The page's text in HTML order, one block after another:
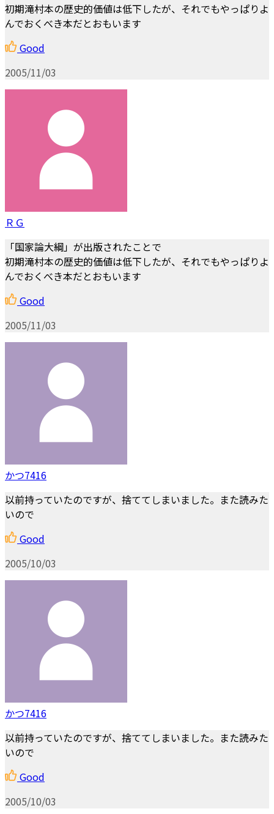
初期滝村本の歴史的価値は低下したが、それでもやっぱりよ
んでおくべき本だとおもいます
Good
2005/11/03
ＲＧ
「国家論大綱」が出版されたことで
初期滝村本の歴史的価値は低下したが、それでもやっぱりよ
んでおくべき本だとおもいます
Good
2005/11/03
かつ7416
以前持っていたのですが、捨ててしまいました。また読みた
いので
Good
2005/10/03
かつ7416
以前持っていたのですが、捨ててしまいました。また読みた
いので
Good
2005/10/03